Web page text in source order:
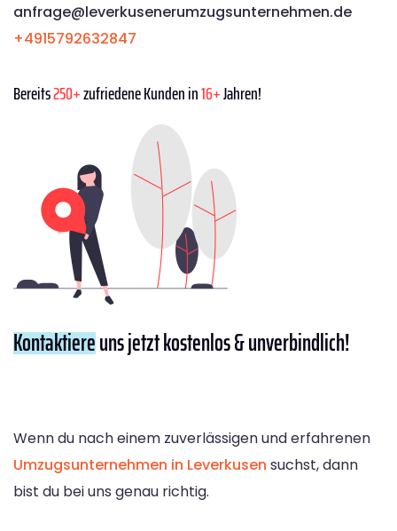
anfrage@leverkusenerumzugsunternehmen.de
+4915792632847
Bereits250+zufriedene Kunden in16+Jahren!
Kontaktiereuns jetzt kostenlos & unverbindlich!
Wenn du nach einem zuverlässigen und erfahrenen
Umzugsunternehmen in Leverkusen suchst, dann
bist du bei uns genau richtig.